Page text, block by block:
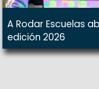
A Rodar Escuelas
edición 2026